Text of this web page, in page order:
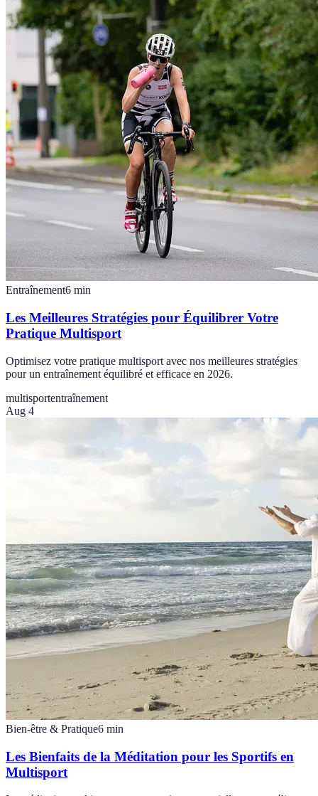
Entraînement6 min
Les Meilleures Stratégies pour Équilibrer Votre
Pratique Multisport
Optimisez votre pratique multisport avec nos meilleures stratégies
pour un entraînement équilibré et efficace en 2026.
multisportentraînement
Aug 4
Bien-être & Pratique6 min
Les Bienfaits de la Méditation pour les Sportifs en
Multisport